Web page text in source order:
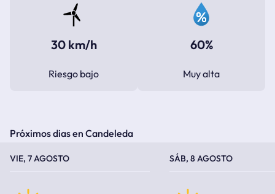
30 km/h
Riesgo bajo
60%
Muy alta
Próximos dias en Candeleda
VIE, 7 AGOSTO
SÁB, 8 AGOSTO